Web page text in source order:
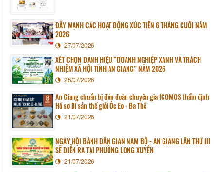
ĐẨY MẠNH CÁC HOẠT ĐỘNG XÚC TIẾN 6 THÁNG CUỐI NĂM
2026
27/07/2026
XÉT CHỌN DANH HIỆU “DOANH NGHIỆP XANH VÀ TRÁCH
NHIỆM XÃ HỘI TỈNH AN GIANG” NĂM 2026
25/07/2026
An Giang chuẩn bị đón đoàn chuyên gia ICOMOS thẩm định
Hồ sơ Di sản thế giới Óc Eo - Ba Thê
21/07/2026
NGÀY HỘI BÁNH DÂN GIAN NAM BỘ - AN GIANG LẦN THỨ III
SẼ DIỄN RA TẠI PHƯỜNG LONG XUYÊN
21/07/2026